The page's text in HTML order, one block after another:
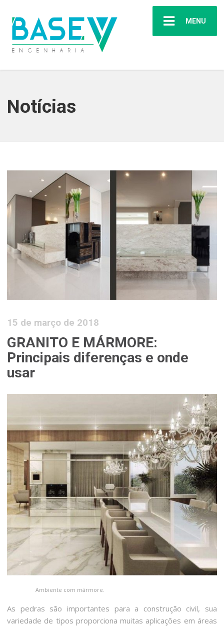
MENU
Notícias
15 de março de 2018
GRANITO E MÁRMORE:
Principais diferenças e onde
usar
Ambiente com mármore.
As pedras são importantes para a construção civil, sua
variedade de tipos proporciona muitas aplicações em áreas